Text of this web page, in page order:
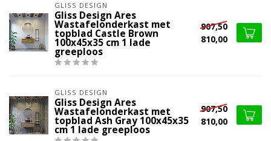
GLISS DESIGN
Gliss Design Ares
Wastafelonderkast met
topblad Castle Brown
100x45x35 cm 1 lade
greeploos
907,50
810,00
GLISS DESIGN
Gliss Design Ares
Wastafelonderkast met
topblad Ash Gray 100x45x35
cm 1 lade greeploos
907,50
810,00